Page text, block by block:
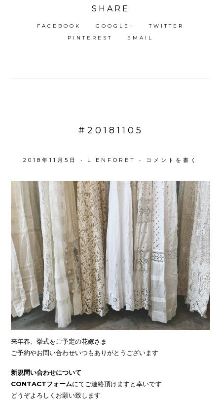
SHARE
FACEBOOK GOOGLE+
TWITTER
PINTEREST
EMAIL
#20181105
2018年11月5日 • LIENFORET • コメントを書く
来年春、挙式をご予定の花嫁さま
ご予約やお問い合わせいつもありがとうございます
新規問い合わせについて
CONTACTフォームにてご連絡頂けますと幸いです
どうぞよろしくお願い致します